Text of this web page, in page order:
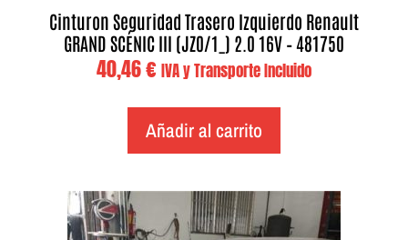
Cinturon Seguridad Trasero Izquierdo Renault
GRAND SCÉNIC III (JZ0/1_) 2.0 16V – 481750
40,46€ IVA y Transporte Incluido
Añadir al carrito